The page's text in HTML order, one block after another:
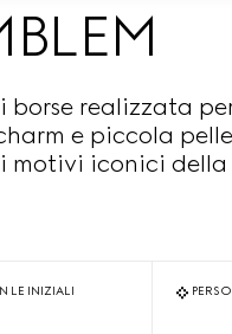
realizzata
e piccola
motivi iconici della
LE INIZIALI